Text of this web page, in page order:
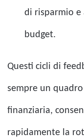
di risparmio e
budget.
Questi cicli di
sempre un
finanziaria,
rapidamente la